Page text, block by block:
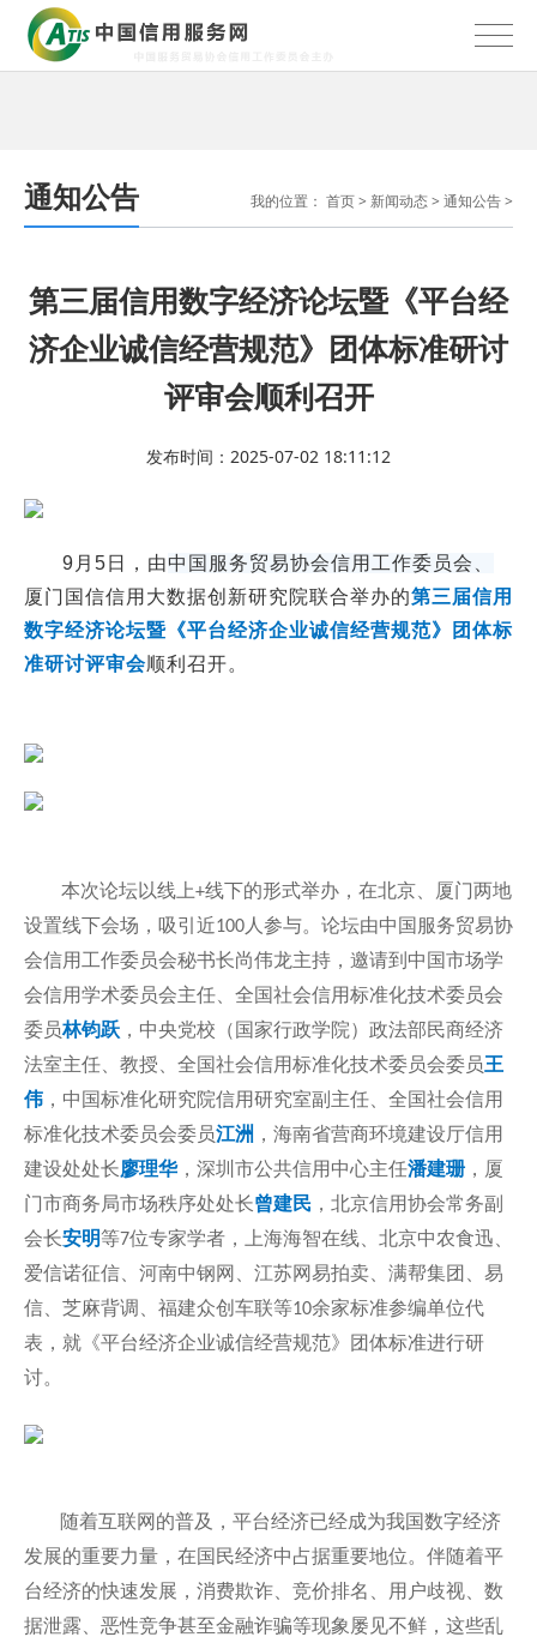
通知公告 我的位置： 首页> 新闻动态> 通知公告>
第三届信用数字经济论坛暨《平台经
济企业诚信经营规范》团体标准研讨
评审会顺利召开
发布时间：2025-07-02 18:11:12
9月5日，由中国服务贸易协会信用工作委员会、
厦门国信信用大数据创新研究院联合举办的第三届信用
数字经济论坛暨《平台经济企业诚信经营规范》团体标
准研讨评审会顺利召开。
本次论坛以线上+线下的形式举办，在北京、厦门两地
设置线下会场，吸引近100 人参与。论坛由中国服务贸易协
会信用工作委员会秘书长尚伟龙主持，邀请到中国市场学
会信用学术委员会主任、全国社会信用标准化技术委员会
委员林钧跃 ，中央党校（国家行政学院）政法部民商经济
法室主任、教授、全国社会信用标准化技术委员会委员王
伟 ，中国标准化研究院信用研究室副主任、全国社会信用
标准化技术委员会委员江洲 ，海南省营商环境建设厅信用
建设处处长廖理华，深圳市公共信用中心主任潘建珊 ，厦
门市商务局市场秩序处处长曾建民 ，北京信用协会常务副
会长安明等7位专家学者 ，上海海智在线、北京中农食迅、
爱信诺征信、河南中钢网、江苏网易拍卖、满帮集团、易
信、芝麻背调、福建众创车联等10余家标准参编单位代
表，就《平台经济企业诚信经营规范》团体标准进行研
讨。
随着互联网的普及，平台经济已经成为我国数字经济
发展的重要力量，在国民经济中占据重要地位。伴随着平
台经济的快速发展，消费欺诈、竞价排名、用户歧视、数
据泄露、恶性竞争甚至金融诈骗等现象屡见不鲜，这些乱